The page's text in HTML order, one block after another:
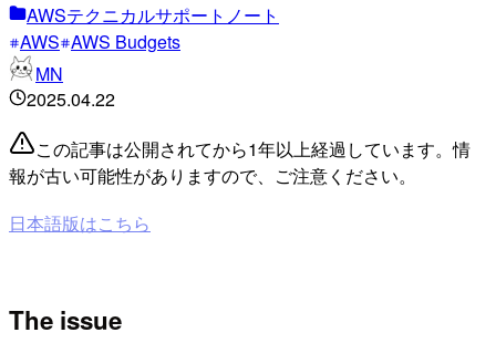
AWSテクニカルサポートノート
AWS AWS Budgets
MN
2025.04.22
この記事は公開されてから1年以上経過しています。情
報が古い可能性がありますので、ご注意ください。
日本語版はこちら
The issue